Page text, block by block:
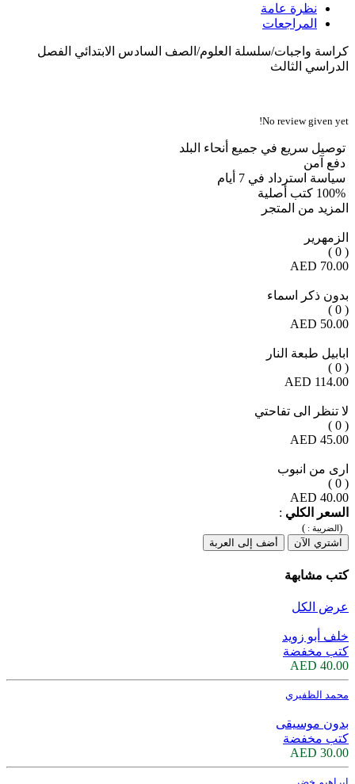
نظرة عامة
المراجعات
كراسة واجبات/سلسلة العلوم/الصف السادس الابتدائي الفصل
الدراسي الثالث
No review given yet!
توصيل سريع في جميع أنحاء البلد
دفع آمن
سياسة استرداد في 7 أيام
100% كتب أصلية
المزيد من المتجر
الزمهرير
( 0 )
70.00 AED
بدون ذكر اسماء
( 0 )
50.00 AED
ابابيل طبعة النار
( 0 )
114.00 AED
لا تنظر الى تفاحتي
( 0 )
45.00 AED
ارى من انبوب
( 0 )
40.00 AED
السعر الكلي :
(الضريبة : )
اشتري الآن
أضف إلى العربة
كتب مشابهة
عرض الكل
خلف أبو زويد
كتب مخفضة
40.00 AED
محمد الظفيري
بدون موسيقى
كتب مخفضة
30.00 AED